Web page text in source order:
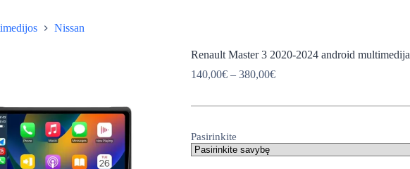
Nissan
Renault Master 3 2020-2024 android multimedija
140,00€ – 380,00€Price
Pasirinkite